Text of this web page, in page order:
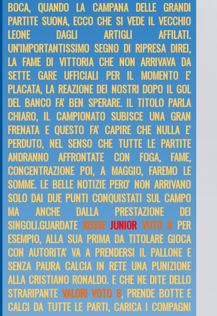
BOCA, QUANDO LA CAMPANA DELLE GRANDI
PARTITE SUONA, ECCO CHE SI VEDE IL VECCHIO
LEONE DAGLI ARTIGLI AFFILATI.
UN'IMPORTANTISSIMO SEGNO DI RIPRESA DIREI,
LA FAME DI VITTORIA CHE NON ARRIVAVA DA
SETTE GARE UFFICIALI PER IL MOMENTO E'
PLACATA, LA REAZIONE DEI NOSTRI DOPO IL GOL
DEL BANCO FA' BEN SPERARE. IL TITOLO PARLA
CHIARO, IL CAMPIONATO SUBISCE UNA GRAN
FRENATA E QUESTO FA' CAPIRE CHE NULLA E'
PERDUTO, NEL SENSO CHE TUTTE LE PARTITE
ANDRANNO AFFRONTATE CON FOGA, FAME,
CONCENTRAZIONE POI, A MAGGIO, FAREMO LE
SOMME. LE BELLE NOTIZIE PERO' NON ARRIVANO
SOLO DAI DUE PUNTI CONQUISTATI SUL CAMPO
MA ANCHE DALLA PRESTAZIONE DEI
SINGOLI.GUARDATE ROSSI JUNIOR VOTO 8 PER
ESEMPIO, ALLA SUA PRIMA DA TITOLARE GIOCA
CON AUTORITA' VA A PRENDERSI IL PALLONE E
SENZA PAURA CALCIA IN RETE UNA PUNIZIONE
ALLA CRISTIANO RONALDO. E CHE NE DITE DELLO
STRARIPANTE VALORI VOTO 8, PRENDE BOTTE E
CALCI DA TUTTE LE PARTI, CARICA I COMPAGNI